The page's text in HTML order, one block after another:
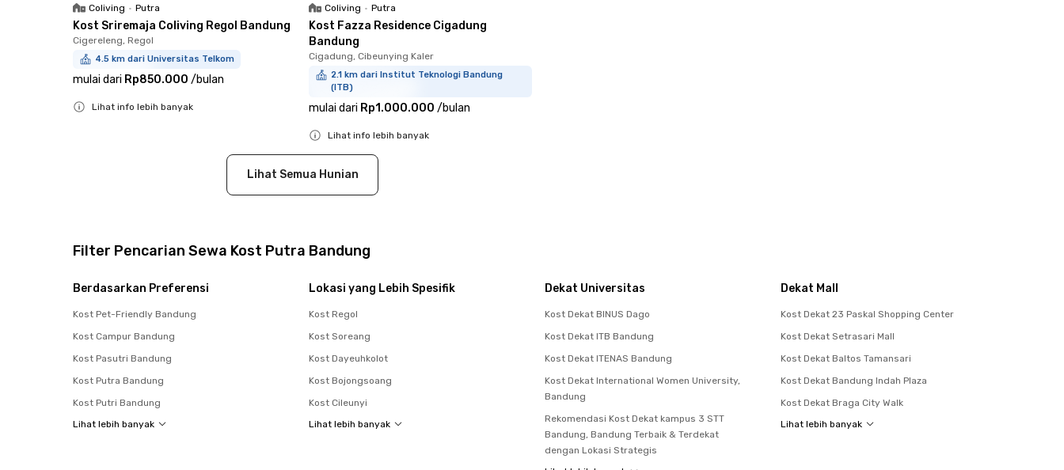
Coliving • Putra
Kost Sriremaja Coliving Regol Bandung
Cigereleng, Regol
4.5 km dari Universitas Telkom
mulai dari Rp850.000 /bulan
Lihat info lebih banyak
Coliving • Putra
Kost Fazza Residence Cigadung
Bandung
Cigadung, Cibeunying Kaler
2.1 km dari Institut Teknologi Bandung
(ITB)
mulai dari Rp1.000.000 /bulan
Close
Lihat info lebih banyak
Lihat Semua Hunian
Filter Pencarian Sewa Kost Putra Bandung
Berdasarkan Preferensi
Kost Pet-Friendly Bandung
Kost Campur Bandung
Kost Pasutri Bandung
Kost Putra Bandung
Kost Putri Bandung
Lihat lebih banyak
Lokasi yang Lebih Spesifik
Kost Regol
Kost Soreang
Kost Dayeuhkolot
Kost Bojongsoang
Kost Cileunyi
Lihat lebih banyak
Dekat Universitas
Kost Dekat BINUS Dago
Kost Dekat ITB Bandung
Kost Dekat ITENAS Bandung
Kost Dekat International Women University,
Bandung
Rekomendasi Kost Dekat kampus 3 STT
Bandung, Bandung Terbaik & Terdekat
dengan Lokasi Strategis
Dekat Mall
Kost Dekat 23 Paskal Shopping Center
Kost Dekat Setrasari Mall
Kost Dekat Baltos Tamansari
Kost Dekat Bandung Indah Plaza
Kost Dekat Braga City Walk
Lihat lebih banyak